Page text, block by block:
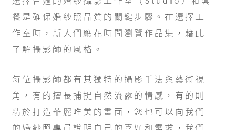
餐是確保婚紗照品質的關鍵步驟。在選擇工
作室時，新人們應花時間瀏覽作品集，藉此
了解攝影師的風格。
每位攝影師都有其獨特的攝影手法與藝術視
角，有的擅長捕捉自然流露的情感，有的則
精於打造華麗唯美的畫面，您也可以向我們
的婚紗照專員說明自己的喜好和需求，我們